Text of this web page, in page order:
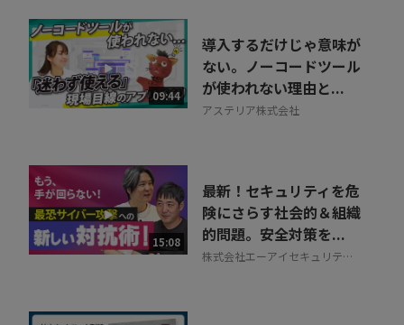
09:44
導入するだけじゃ意味が
ない。ノーコードツール
が使われない理由と...
アステリア株式会社
15:08
最新！セキュリティを危
険にさらす社会的＆組織
的問題。安全対策を...
株式会社エーアイセキュリティ